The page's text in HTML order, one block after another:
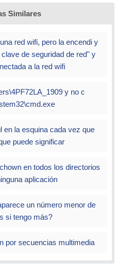
Similares
red wifi, pero la encendi y
de seguridad de red" y
a la red wifi
y no c
en la esquina cada vez que
puede significar
en todos los directorios
aplicación
un número menor de
si tengo más?
por secuencias multimedia